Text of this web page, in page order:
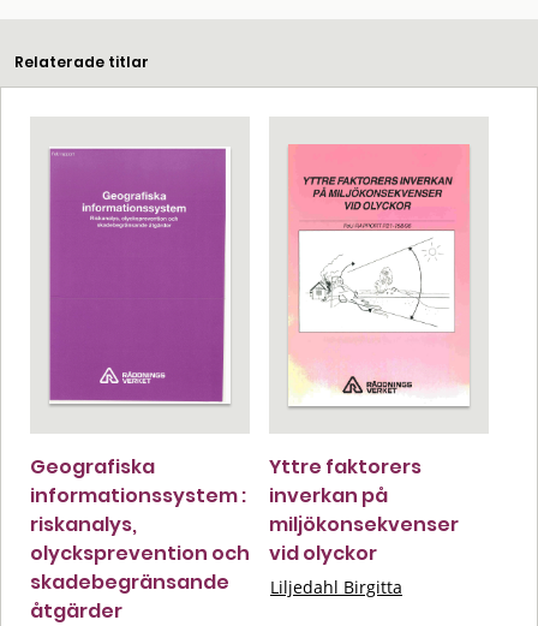
Relaterade titlar
Geografiska
informationssystem :
riskanalys,
olycksprevention och
skadebegränsande
åtgärder
Yttre faktorers
inverkan på
miljökonsekvenser
vid olyckor
Liljedahl Birgitta